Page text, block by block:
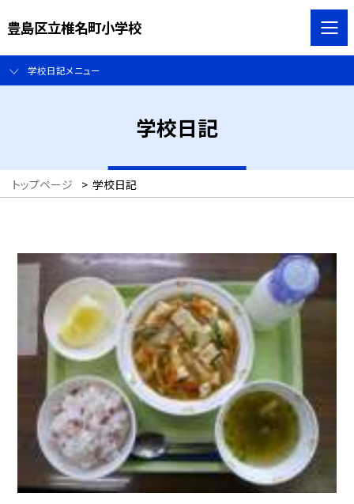
豊島区立椎名町小学校
学校日記メニュー
学校日記
トップページ > 学校日記